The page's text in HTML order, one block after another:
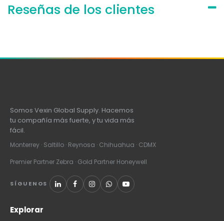
Reseñas de los clientes
Somos Vexin Global Supply. Hacemos
tu compañía más fuerte, y tu vida más
fácil.
Monterrey · Saltillo · Reynosa · Chihuahua · CDMX
Premier Partner Zebra · Gold Partner Honeywell
SÍGUENOS
Explorar